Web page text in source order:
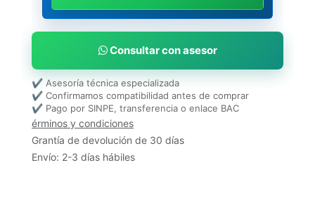
Consultar con asesor
✔ Asesoría técnica especializada
✔ Confirmamos compatibilidad antes de comprar
✔ Pago por SINPE, transferencia o enlace BAC
érminos y condiciones
Grantía de devolución de 30 días
Envío: 2-3 días hábiles